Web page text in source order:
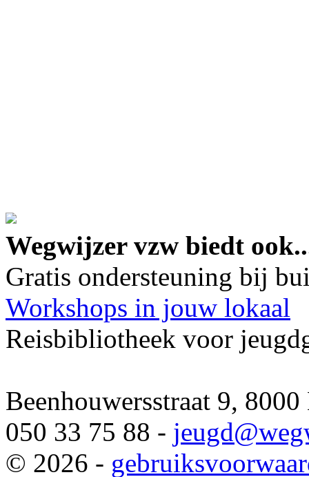
Wegwijzer vzw biedt
Gratis ondersteuning bij
Workshops in jouw lokaal
Reisbibliotheek voor
Beenhouwersstraat 9,
050 33 75 88 - jeugd
© 2026 -